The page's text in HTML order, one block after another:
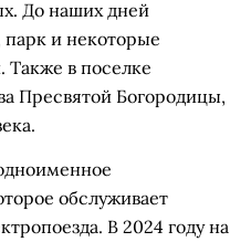
До наших дней
и некоторые
Также в поселке
Пресвятой Богородицы,
обслуживает
В 2024 году на